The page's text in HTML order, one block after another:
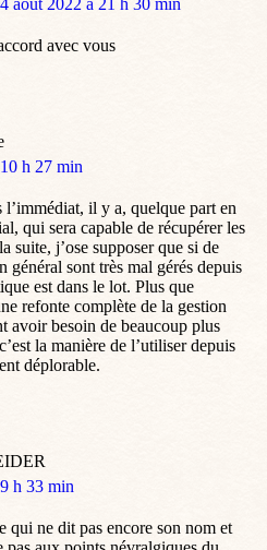
août 2022 à 21 h 30 min
avec vous
h 27 min
l’immédiat, il y a, quelque part en
qui sera capable de récupérer les
suite, j’ose supposer que si de
général sont très mal gérés depuis
est dans le lot. Plus que
refonte complète de la gestion
avoir besoin de beaucoup plus
la manière de l’utiliser depuis
déplorable.
h 33 min
qui ne dit pas encore son nom et